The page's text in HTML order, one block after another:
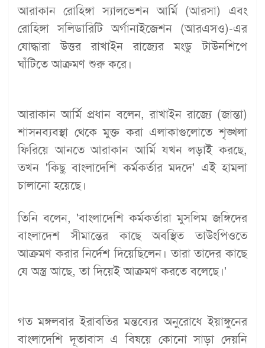
আরাকান রোহিঙ্গা স্যালভেশন আর্মি (আরসা) এবং
রোহিঙ্গা সলিডারিটি অর্গানাইজেশন (আরএসও)-এর
যোদ্ধারা উত্তর রাখাইন রাজ্যের মংডু টাউনশিপে
ঘাঁটিতে আক্রমণ শুরু করে।
আরাকান আর্মি প্রধান বলেন, রাখাইন রাজ্যে (জান্তা)
শাসনব্যবস্থা থেকে মুক্ত করা এলাকাগুলোতে শৃঙ্খলা
ফিরিয়ে আনতে আরাকান আর্মি যখন লড়াই করছে,
তখন 'কিছু বাংলাদেশি কর্মকর্তার মদদে' এই হামলা
চালানো হয়েছে।
তিনি বলেন, 'বাংলাদেশি কর্মকর্তারা মুসলিম জঙ্গিদের
বাংলাদেশ সীমান্তের কাছে অবস্থিত তাউংপিওতে
আক্রমণ করার নির্দেশ দিয়েছিলেন। তারা তাদের কাছে
যে অস্ত্র আছে, তা দিয়েই আক্রমণ করতে বলেছে।'
গত মঙ্গলবার ইরাবতির মন্তব্যের অনুরোধে ইয়াঙ্গুনের
বাংলাদেশি দূতাবাস এ বিষয়ে কোনো সাড়া দেয়নি